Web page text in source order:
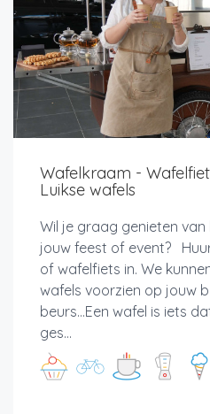
Wafelkraam -
Luikse wafels
Wil je graag genieten van
jouw feest of event?
of wafelfiets in. We
wafels voorzien op jouw
beurs...Een wafel is iets
ges...